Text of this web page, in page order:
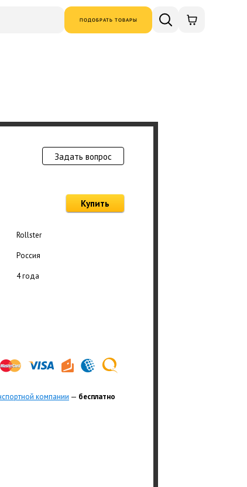
ПОДОБРАТЬ ТОВАРЫ
Задать вопрос
Купить
Rollster
Россия
4 года
компании — бесплатно